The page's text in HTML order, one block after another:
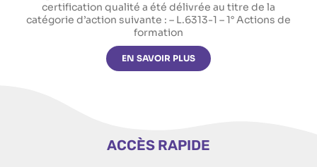
certification qualité a été délivrée au titre de la
catégorie d’action suivante : – L.6313-1 – 1° Actions de
formation
EN SAVOIR PLUS
ACCÈS RAPIDE